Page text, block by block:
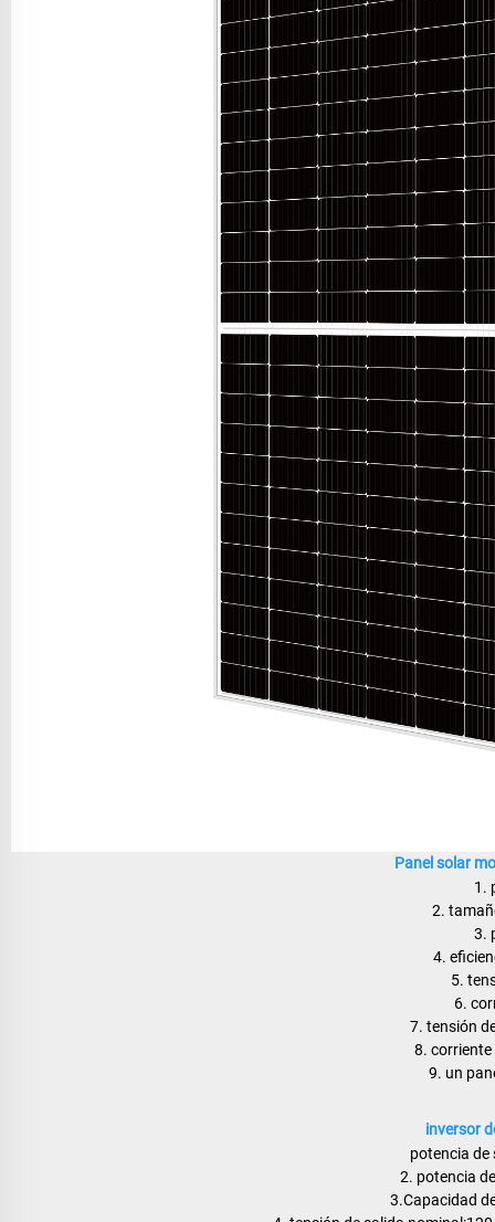
Panel solar
1.
2.
3.
4.
5.
6.
7. tensión
8.
9. un
inversor
potencia de
2. potencia
3.Capacidad